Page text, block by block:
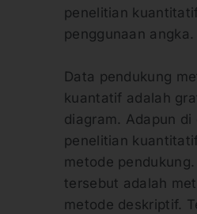
penelitian
penggunaan angka.
Data pendukung
kuantatif adalah
diagram. Adapun di
penelitian
metode
tersebut adalah
metode deskriptif.